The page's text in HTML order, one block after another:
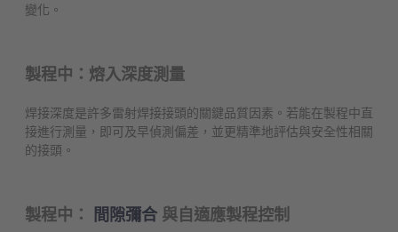
變化。
製程中：熔入深度測量
焊接深度是許多雷射焊接接頭的關鍵品質因素。若能在製程中直
接進行測量，即可及早偵測偏差，並更精準地評估與安全性相關
的接頭。
製程中： 間隙彌合 與自適應製程控制